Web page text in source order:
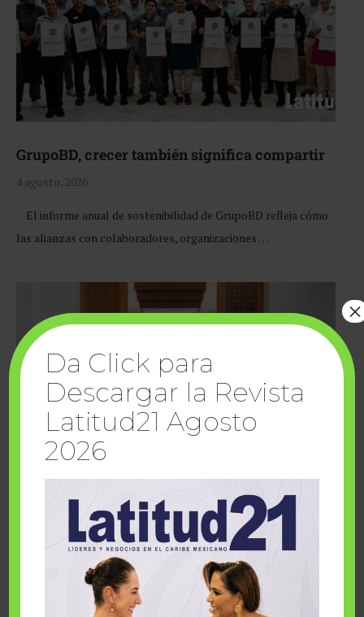
GrupoBD, crecer también significa compartir
4 agosto, 2026
El informe anual de sostenibilidad de GrupoBD refleja cómo
las alianzas con colaboradores, organizaciones …
Cuando la solidaridad inspira; cumplen
sueños Fairmont Mayakoba y Make-A-Wish
Da Click para
Descargar la Revista
Latitud21 Agosto
2026
×